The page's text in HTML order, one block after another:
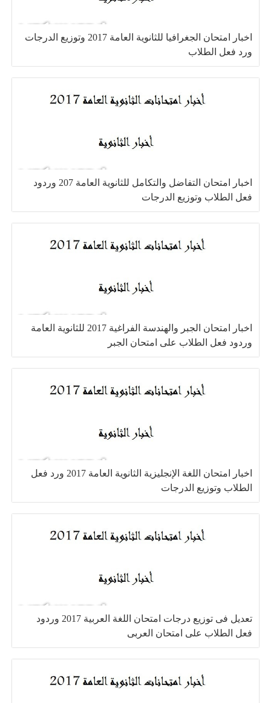
اخبار امتحان الجغرافيا للثانوية العامة 2017 وتوزيع الدرجات
ورد فعل الطلاب
اخبار امتحان التفاضل والتكامل للثانوية العامة 207 وردود
فعل الطلاب وتوزيع الدرجات
اخبار امتحان الجبر والهندسة الفراغية 2017 للثانوية العامة
وردود فعل الطلاب على امتحان الجبر
اخبار امتحان اللغة الإنجليزية الثانوية العامة 2017 ورد فعل
الطلاب وتوزيع الدرجات
تعديل فى توزيع درجات امتحان اللغة العربية 2017 وردود
فعل الطلاب على امتحان العربى